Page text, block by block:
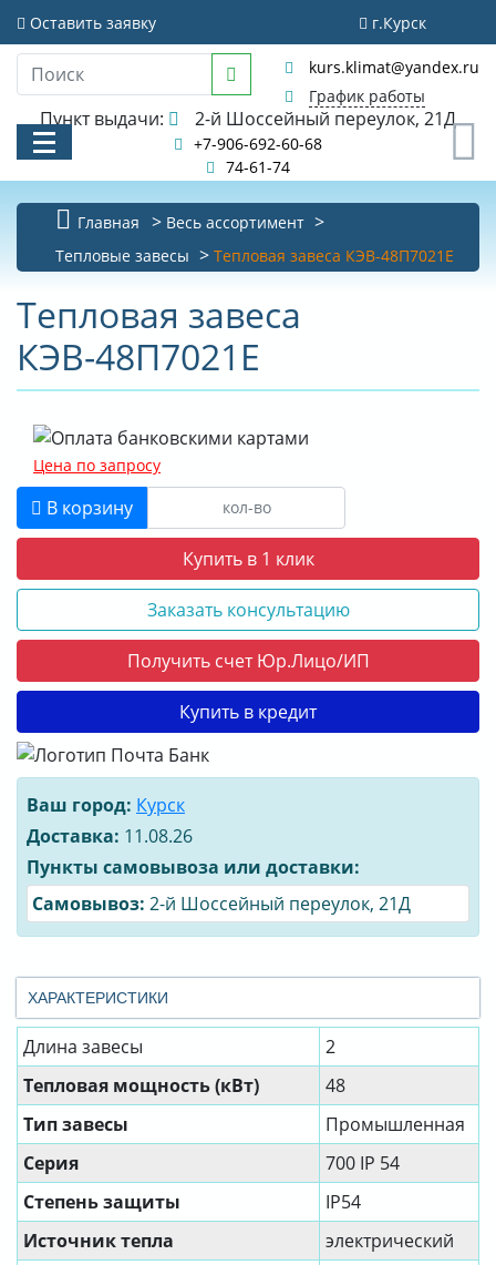
Оставить заявку г.Курск
kurs.klimat@yandex.ru
График работы
Пункт выдачи: 2-й Шоссейный переулок, 21Д
+7-906-692-60-68
74-61-74
КАТАЛОГ
АКЦИИ И РАСПРОДАЖИ
УСЛУГИ
БИБЛИОТЕКА
НОВОСТИ
КОНТАКТЫ
О КОМПАНИИ
Главная
Весь ассортимент
Тепловые завесы
Тепловая завеса КЭВ-48П7021E
Тепловая завеса
КЭВ-48П7021E
Цена по запросу
В корзину
Купить в 1 клик
Заказать консультацию
Получить счет Юр.Лицо/ИП
Купить в кредит
Ваш город: Курск
Доставка: 11.08.26
Пункты самовывоза или доставки:
Cамовывоз: 2-й Шоссейный переулок, 21Д
ХАРАКТЕРИСТИКИ
Длина завесы
2
Тепловая мощность (кВт)
48
Тип завесы
Промышленная
Серия
700 IP 54
Степень защиты
IP54
Источник тепла
электрический